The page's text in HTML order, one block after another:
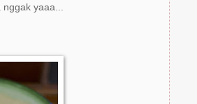
yaaa...